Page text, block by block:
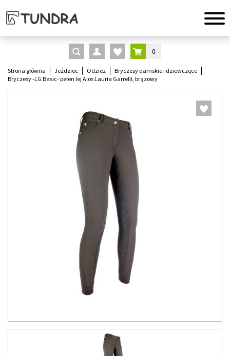
0
Strona główna Jeździec Odzież
Bryczesy damskie i dziewczęce
Bryczesy -LG Basic- pełen lej Alos Lauria Garrelli, brązowy